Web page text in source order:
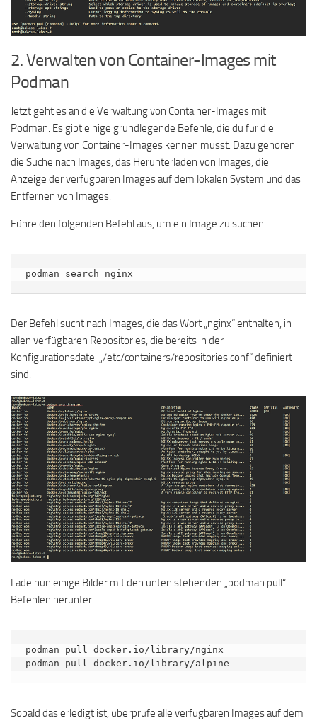
2. Verwalten von Container-Images mit
Podman
Jetzt geht es an die Verwaltung von Container-Images mit
Podman. Es gibt einige grundlegende Befehle, die du für die
Verwaltung von Container-Images kennen musst. Dazu gehören
die Suche nach Images, das Herunterladen von Images, die
Anzeige der verfügbaren Images auf dem lokalen System und das
Entfernen von Images.
Führe den folgenden Befehl aus, um ein Image zu suchen.
podman search nginx
Der Befehl sucht nach Images, die das Wort „nginx“ enthalten, in
allen verfügbaren Repositories, die bereits in der
Konfigurationsdatei „/etc/containers/repositories.conf“ definiert
sind.
Lade nun einige Bilder mit den unten stehenden „podman pull“-
Befehlen herunter.
podman pull docker.io/library/nginx
podman pull docker.io/library/alpine
Sobald das erledigt ist, überprüfe alle verfügbaren Images auf dem